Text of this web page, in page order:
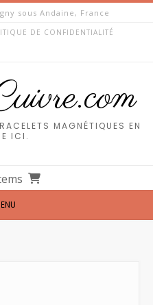
sous Andaine, France
DE CONFIDENTIALITÉ
MAGNÉTIQUES EN
ICI.